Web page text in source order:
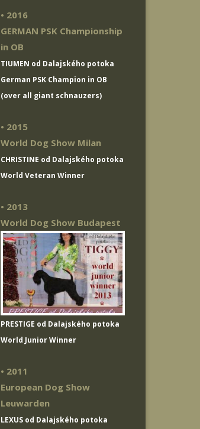
• 2016
GERMAN PSK Championship
in OB
TIUMEN od Dalajského potoka
German PSK Champion in OB
(over all giant schnauzers)
• 2015
World Dog Show Milan
CHRISTINE od Dalajského potoka
World Veteran Winner
• 2013
World Dog Show Budapest
PRESTIGE od Dalajského potoka
World Junior Winner
• 2011
European Dog Show
Leuwarden
LEXUS od Dalajského potoka